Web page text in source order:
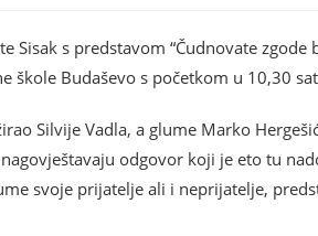
Sisak s predstavom “Čudnovate
škole Budaševo s početkom u 10,30
Silvije Vadla, a glume Marko
odgovor koji je eto tu
svoje prijatelje ali i neprijatelje,